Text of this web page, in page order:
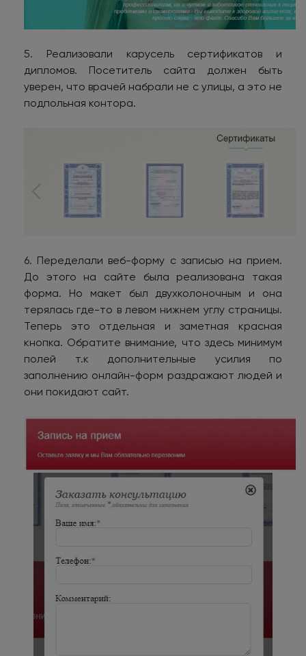
5. Реализовали карусель сертификатов и
дипломов. Посетитель сайта должен быть
уверен, что врачей набрали не с улицы, а это не
подпольная контора.
6. Переделали веб-форму с записью на прием.
До этого на сайте была реализована такая
форма. Но макет был двухколоночным и она
терялась где-то в левом нижнем углу страницы.
Теперь это отдельная и заметная красная
кнопка. Обратите внимание, что здесь минимум
полей т.к дополнительные усилия по
заполнению онлайн-форм раздражают людей и
они покидают сайт.